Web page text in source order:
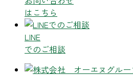
はこちら
LINE
でのご相談